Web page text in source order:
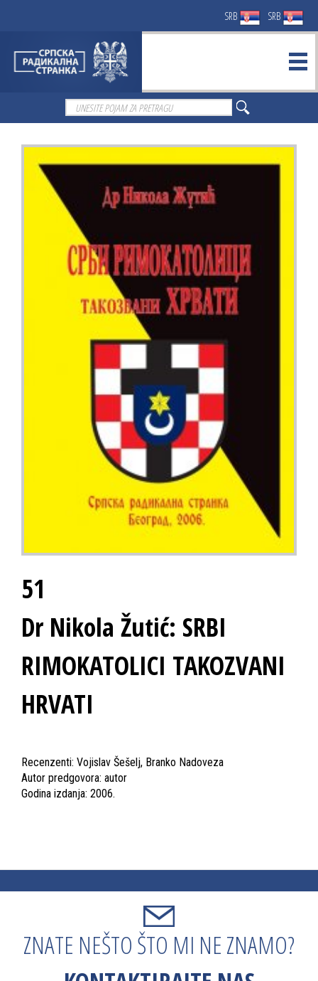
SRB SRB
51
Dr Nikola Žutić: SRBI
RIMOKATOLICI TAKOZVANI
HRVATI
Recenzenti: Vojislav Šešelj, Branko Nadoveza
Autor predgovora: autor
Godina izdanja: 2006.
ZNATE NEŠTO ŠTO MI NE ZNAMO?